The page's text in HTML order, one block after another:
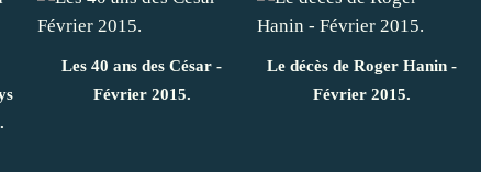
Les 40 ans des César -
Février 2015.
Le décès de Roger Hanin -
Février 2015.